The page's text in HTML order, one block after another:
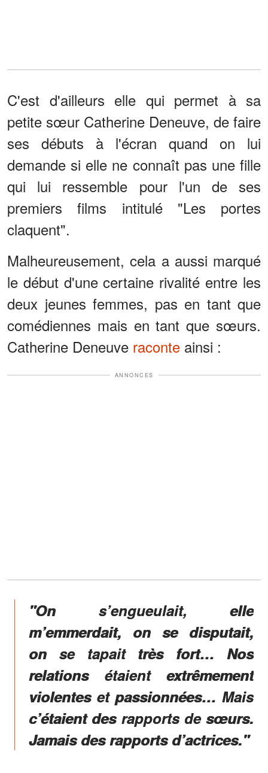
C'est d'ailleurs elle qui permet à sa
petite sœur Catherine Deneuve, de faire
ses débuts à l'écran quand on lui
demande si elle ne connaît pas une fille
qui lui ressemble pour l'un de ses
premiers films intitulé "Les portes
claquent".
Malheureusement, cela a aussi marqué
le début d'une certaine rivalité entre les
deux jeunes femmes, pas en tant que
comédiennes mais en tant que sœurs.
Catherine Deneuve raconte ainsi :
ANNONCES
"On s’engueulait, elle
m’emmerdait, on se disputait,
on se tapait très fort… Nos
relations étaient extrêmement
violentes et passionnées… Mais
c’étaient des rapports de sœurs.
Jamais des rapports d’actrices."